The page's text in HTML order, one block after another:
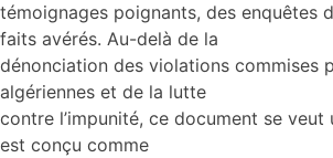
témoignages poignants, des enquêtes
faits avérés. Au-delà de la
dénonciation des violations commises
algériennes et de la lutte
contre l’impunité, ce document se veut
est conçu comme